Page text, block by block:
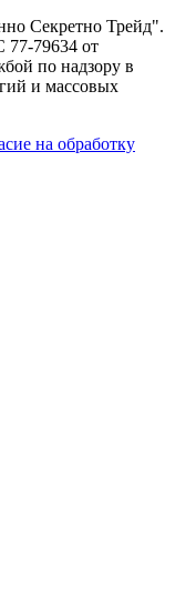
Секретно Трейд".
79634 от
по надзору в
и массовых
на обработку